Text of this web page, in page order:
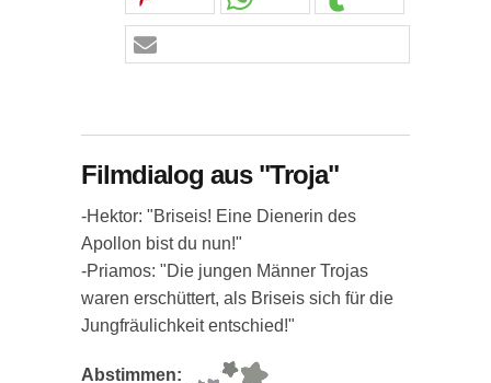
Filmdialog aus "Troja"
-Hektor: "Briseis! Eine Dienerin des
Apollon bist du nun!"
-Priamos: "Die jungen Männer Trojas
waren erschüttert, als Briseis sich für die
Jungfräulichkeit entschied!"
Abstimmen: